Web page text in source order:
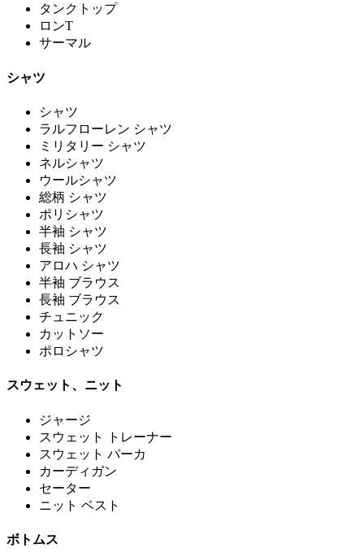
タンクトップ
ロンT
サーマル
シャツ
シャツ
ラルフローレン シャツ
ミリタリー シャツ
ネルシャツ
ウールシャツ
総柄 シャツ
ポリシャツ
半袖 シャツ
長袖 シャツ
アロハ シャツ
半袖 ブラウス
長袖 ブラウス
チュニック
カットソー
ポロシャツ
スウェット、ニット
ジャージ
スウェット トレーナー
スウェット パーカ
カーディガン
セーター
ニット ベスト
ボトムス